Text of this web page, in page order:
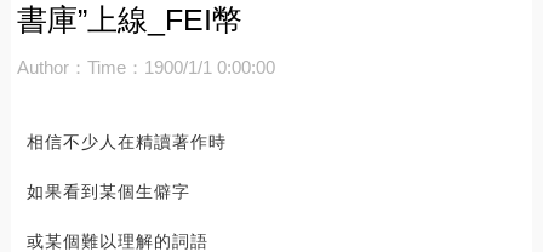
書庫”上線_FEI幣
Author： Time：1900/1/1 0:00:00
相信不少人在精讀著作時
如果看到某個生僻字
或某個難以理解的詞語